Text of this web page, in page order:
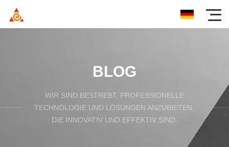
BLOG
WIR SIND BESTREBT, PROFESSIONELLE
TECHNOLOGIE UND LÖSUNGEN ANZUBIETEN,
DIE INNOVATIV UND EFFEKTIV SIND.